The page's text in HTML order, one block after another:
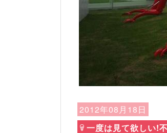
2012年08月18日
一度は見て欲しい!